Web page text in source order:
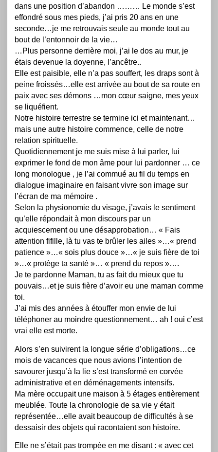
dans une position d’abandon ……… Le monde s’est
effondré sous mes pieds, j’ai pris 20 ans en une
seconde…je me retrouvais seule au monde tout au
bout de l’entonnoir de la vie…
…Plus personne derrière moi, j’ai le dos au mur, je
étais devenue la doyenne, l’ancêtre..
Elle est paisible, elle n’a pas souffert, les draps sont à
peine froissés…elle est arrivée au bout de sa route en
paix avec ses démons …mon cœur saigne, mes yeux
se liquéfient.
Notre histoire terrestre se termine ici et maintenant…
mais une autre histoire commence, celle de notre
relation spirituelle.
Quotidiennement je me suis mise à lui parler, lui
exprimer le fond de mon âme pour lui pardonner … ce
long monologue , je l’ai commué au fil du temps en
dialogue imaginaire en faisant vivre son image sur
l’écran de ma mémoire .
Selon la physionomie du visage, j’avais le sentiment
qu’elle répondait à mon discours par un
acquiescement ou une désapprobation… « Fais
attention fifille, là tu vas te brûler les ailes »…« prend
patience »…« sois plus douce »…« je suis fière de toi
»…« protège ta santé »… « prend du repos »….
Je te pardonne Maman, tu as fait du mieux que tu
pouvais…et je suis fière d’avoir eu une maman comme
toi.
J’ai mis des années à étouffer mon envie de lui
téléphoner au moindre questionnement… ah ! oui c’est
vrai elle est morte.
Alors s’en suivirent la longue série d’obligations…ce
mois de vacances que nous avions l’intention de
savourer jusqu’à la lie s’est transformé en corvée
administrative et en déménagements intensifs.
Ma mère occupait une maison à 5 étages entièrement
meublée. Toute la chronologie de sa vie y était
représentée…elle avait beaucoup de difficultés à se
dessaisir des objets qui racontaient son histoire.
Elle ne s’était pas trompée en me disant : « avec cet